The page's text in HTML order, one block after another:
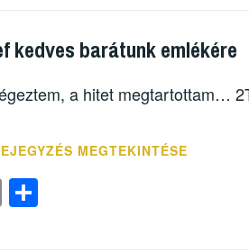
a
m
e
kedves barátunk emlékére
a hitet megtartottam…
MEGTEKINTÉSE
E
m